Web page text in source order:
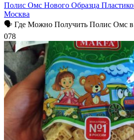
Полис Омс Нового Образца
Москва
🗣 Где Можно Получить Полис Омс в
078